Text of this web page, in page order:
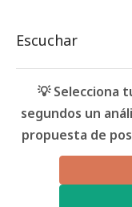
Escuchar
💡 Selecciona
segundos un
propuesta de